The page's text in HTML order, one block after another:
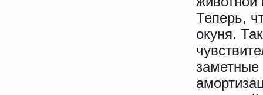
Теперь,
окуня.
заметные